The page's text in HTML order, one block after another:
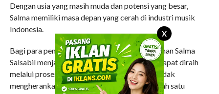
X
Dengan usia yang masih muda dan potensi yang besar,
Salma memiliki masa depan yang cerah di industri musik
Indonesia.
Bagi para penggemar musik Tanah Air, perjalanan Salma
Salsabil menjadi inspirasi bahwa kesuksesan dapat diraih
melalui proses, kerja keras, dan konsistensi. Tidak
mengherankan jika namanya terus menjadi salah satu